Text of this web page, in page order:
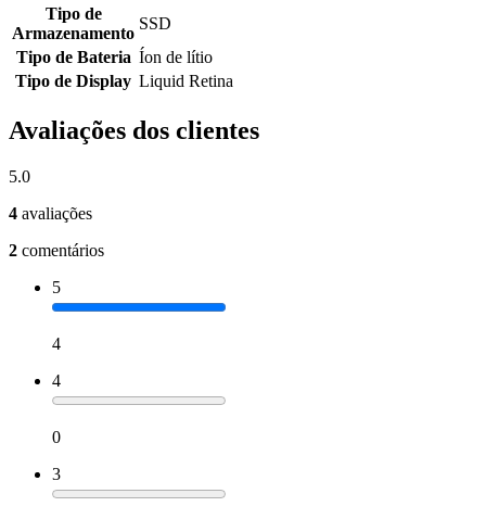
Tipo de
Armazenamento
SSD
Tipo de Bateria Íon de lítio
Tipo de Display Liquid Retina
Avaliações dos clientes
5.0
4 avaliações
2 comentários
5
4
4
0
3